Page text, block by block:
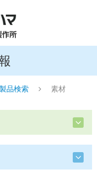
品検索 素材